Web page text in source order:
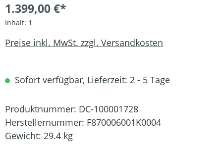
1.399,00 €*
Inhalt: 1
Preise inkl. MwSt. zzgl. Versandkosten
Sofort verfügbar, Lieferzeit: 2 - 5 Tage
Produktnummer: DC-100001728
Herstellernummer: F870006001K0004
Gewicht: 29.4 kg